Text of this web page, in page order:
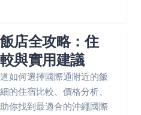
店全攻略：住
與實用建議
如何選擇國際通附近的飯
的住宿比較、價格分析、
你找到最適合的沖繩國際